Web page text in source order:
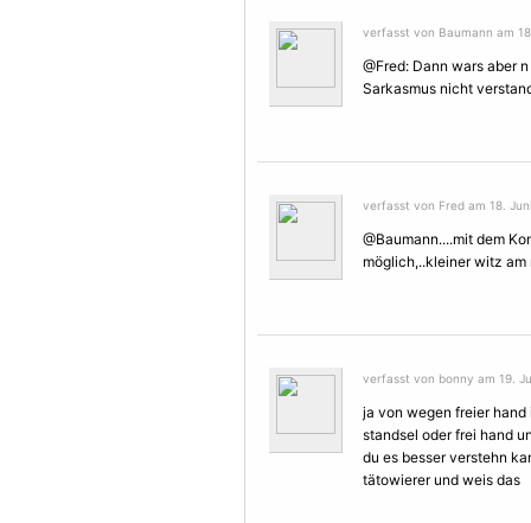
verfasst von Baumann am
@Fred: Dann wars aber
Sarkasmus nicht
verfasst von Fred am 18.
@Baumann....mit dem
möglich,..kleiner witz
verfasst von bonny am 19.
ja von wegen freier
standsel oder frei hand
du es besser verstehn
tätowierer und weis das